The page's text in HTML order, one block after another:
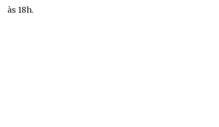
às 18h.